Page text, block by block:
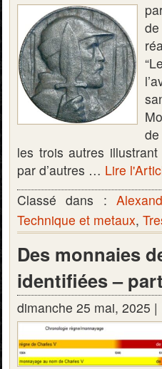
les trois autres
par d’autres … Lire
Classé dans :
Technique et metaux,
Des monnaies
identifiées –
dimanche 25 mai, 2025 |